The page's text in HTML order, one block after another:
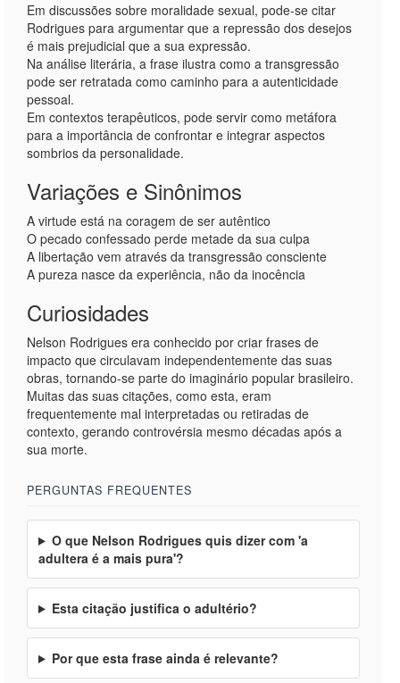
Em discussões sobre moralidade sexual, pode-se citar
Rodrigues para argumentar que a repressão dos desejos
é mais prejudicial que a sua expressão.
Na análise literária, a frase ilustra como a transgressão
pode ser retratada como caminho para a autenticidade
pessoal.
Em contextos terapêuticos, pode servir como metáfora
para a importância de confrontar e integrar aspectos
sombrios da personalidade.
Variações e Sinônimos
A virtude está na coragem de ser autêntico
O pecado confessado perde metade da sua culpa
A libertação vem através da transgressão consciente
A pureza nasce da experiência, não da inocência
Curiosidades
Nelson Rodrigues era conhecido por criar frases de
impacto que circulavam independentemente das suas
obras, tornando-se parte do imaginário popular brasileiro.
Muitas das suas citações, como esta, eram
frequentemente mal interpretadas ou retiradas de
contexto, gerando controvérsia mesmo décadas após a
sua morte.
PERGUNTAS FREQUENTES
O que Nelson Rodrigues quis dizer com 'a
adultera é a mais pura'?
Esta citação justifica o adultério?
Por que esta frase ainda é relevante?